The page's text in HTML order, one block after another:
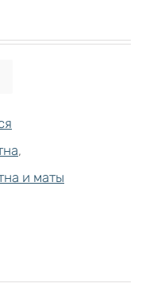
,
и маты